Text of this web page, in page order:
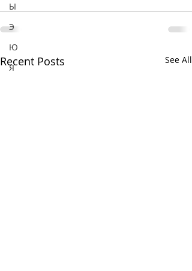
Ы
Э
Ю
Я
Recent Posts See All